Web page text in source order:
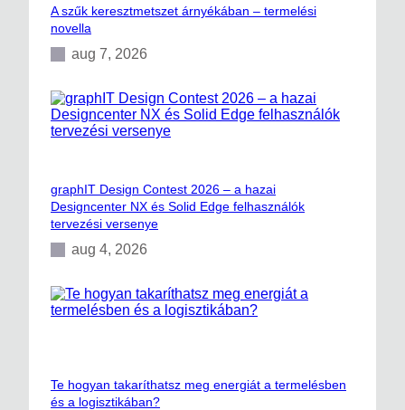
A szűk keresztmetszet árnyékában – termelési
novella
aug 7, 2026
graphIT Design Contest 2026 – a hazai
Designcenter NX és Solid Edge felhasználók
tervezési versenye
aug 4, 2026
Te hogyan takaríthatsz meg energiát a termelésben
és a logisztikában?